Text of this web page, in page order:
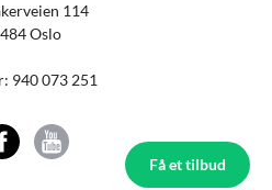
Få et tilbud
114
Oslo
940 073 251